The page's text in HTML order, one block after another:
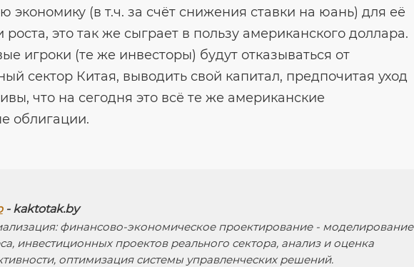
экономику (в т.ч. за счёт снижения ставки на юань) для её
это так же сыграет в пользу американского доллара.
игроки (те же инвесторы) будут отказываться от
сектор Китая, выводить свой капитал, предпочитая уход
что на сегодня это всё те же американские
облигации.
- kaktotak.by
финансово-экономическое проектирование - моделирование
инвестиционных проектов реального сектора, анализ и оценка
оптимизация системы управленческих решений.